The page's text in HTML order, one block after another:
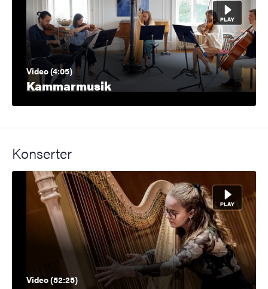
Video (4:05)
Kammarmusik
Konserter
Video (52:25)